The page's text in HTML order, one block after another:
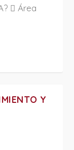
 Área
Y